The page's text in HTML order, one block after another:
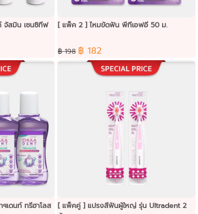
[ แพ็ค 2 ] ไหมขัดฟัน พีทีเอฟอี 50 ม.
฿ 198 ฿ 182
เดนท์ ทรีฮาโลส
[ แพ็คคู่ ] แปรงสีฟันผู้ใหญ่ รุ่น Ultradent 2